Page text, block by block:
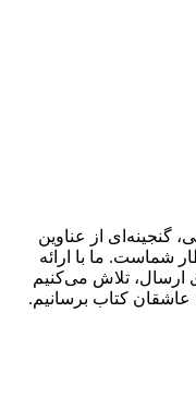
گنجینه‌ای از عناوین
شماست. ما با ارائه
ارسال، تلاش می‌کنیم
کتاب برسانیم.